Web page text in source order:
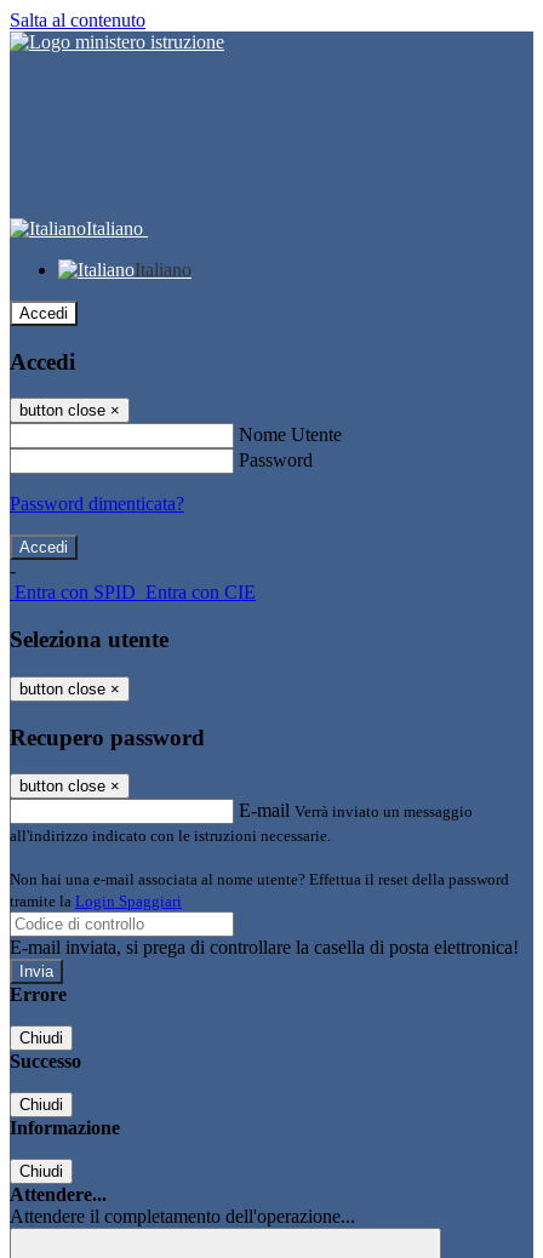
Salta al contenuto
Italiano
Italiano
Accedi
Accedi
button close ×
Nome Utente
Password
Password dimenticata?
-
Entra con SPID Entra con CIE
Seleziona utente
button close ×
Recupero password
button close ×
E-mail Verrà inviato un messaggio
all'indirizzo indicato con le istruzioni necessarie.
Non hai una e-mail associata al nome utente? Effettua il reset della password
tramite la Login Spaggiari
E-mail inviata, si prega di controllare la casella di posta elettronica!
Errore
Chiudi
Successo
Chiudi
Informazione
Chiudi
Attendere...
Attendere il completamento dell'operazione...